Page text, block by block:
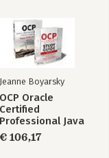
Jeanne Boyarsky
OCP Oracle
Certified
Professional Java
SE 17 Developer
Certification Kit:
€ 106,17